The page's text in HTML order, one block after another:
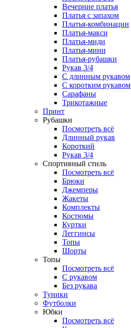
Вечерние платья
Платья с запахом
Платья-комбинации
Платья-макси
Платья-миди
Платья-мини
Платья-рубашки
Рукав 3/4
С длинным рукавом
С коротким рукавом
Сарафаны
Трикотажные
Принт
Рубашки
Посмотреть всё
Длинный рукав
Короткий
Рукав 3/4
Спортивный стиль
Посмотреть всё
Брюки
Джемперы
Жакеты
Комплекты
Костюмы
Куртки
Леггинсы
Топы
Шорты
Топы
Посмотреть всё
C рукавом
Без рукава
Туники
Футболки
Юбки
Посмотреть всё